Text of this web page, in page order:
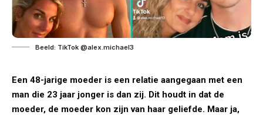
Beeld: TikTok @alex.michael3
Een 48-jarige moeder is een relatie aangegaan met een
man die 23 jaar jonger is dan zij. Dit houdt in dat de
moeder, de moeder kon zijn van haar geliefde. Maar ja,